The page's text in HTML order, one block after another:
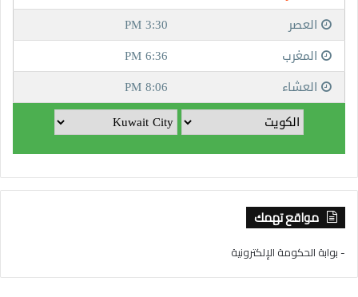
مواقع تهمك
- بوابة الحكومة الإلكترونية